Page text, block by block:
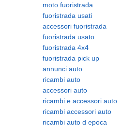
moto fuoristrada
fuoristrada usati
accessori fuoristrada
fuoristrada usato
fuoristrada 4x4
fuoristrada pick up
annunci auto
ricambi auto
accessori auto
ricambi e accessori auto
ricambi accessori auto
ricambi auto d epoca